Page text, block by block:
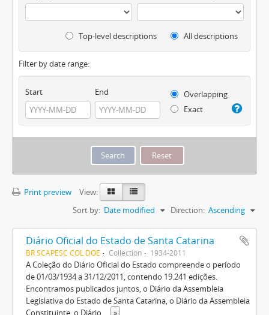
Top-level descriptions All descriptions
Filter by date range:
Start End
Overlapping
Exact
Print preview
View:
Sort by: Date modified Direction: Ascending
Diário Oficial do Estado de Santa Catarina
BR SCAPESC COL DOE Collection 1934-2011
A Coleção do Diário Oficial do Estado compreende o período
de 01/03/1934 a 31/12/2011, contendo 19.241 edições.
Encontramos publicados juntos, o Diário da Assembleia
Legislativa do Estado de Santa Catarina, o Diário da Assembleia
Constituinte, o Diário
»